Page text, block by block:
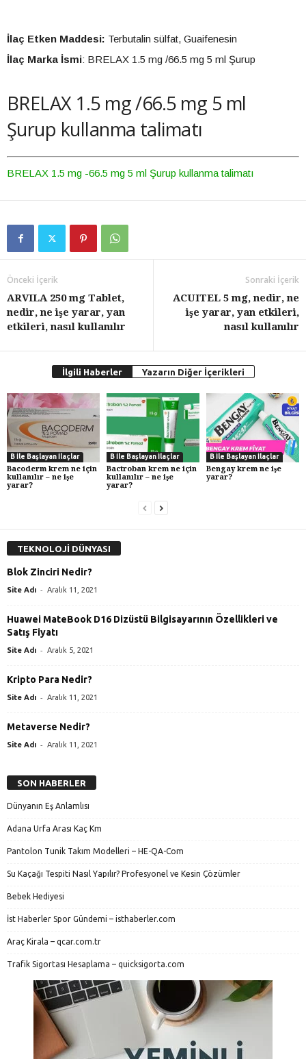
İlaç Etken Maddesi: Terbutalin sülfat, Guaifenesin
İlaç Marka İsmi: BRELAX 1.5 mg /66.5 mg 5 ml Şurup
BRELAX 1.5 mg /66.5 mg 5 ml
Şurup kullanma talimatı
BRELAX 1.5 mg -66.5 mg 5 ml Şurup kullanma talimatı
Önceki İçerik
ARVILA 250 mg Tablet,
nedir, ne işe yarar, yan
etkileri, nasıl kullanılır
Sonraki İçerik
ACUITEL 5 mg, nedir, ne
işe yarar, yan etkileri,
nasıl kullanılır
İlgili Haberler Yazarın Diğer İçerikleri
B İle Başlayan İlaçlar
Bacoderm krem ne için
kullanılır – ne işe
yarar?
B İle Başlayan İlaçlar
Bactroban krem ne için
kullanılır – ne işe
yarar?
B İle Başlayan İlaçlar
Bengay krem ne işe
yarar?
TEKNOLOJİ DÜNYASI
Blok Zinciri Nedir?
Site Adı - Aralık 11, 2021
Huawei MateBook D16 Dizüstü Bilgisayarının Özellikleri ve
Satış Fiyatı
Site Adı - Aralık 5, 2021
Kripto Para Nedir?
Site Adı - Aralık 11, 2021
Metaverse Nedir?
Site Adı - Aralık 11, 2021
SON HABERLER
Dünyanın Eş Anlamlısı
Adana Urfa Arası Kaç Km
Pantolon Tunik Takım Modelleri – HE-QA-Com
Su Kaçağı Tespiti Nasıl Yapılır? Profesyonel ve Kesin Çözümler
Bebek Hediyesi
İst Haberler Spor Gündemi – isthaberler.com
Araç Kirala – qcar.com.tr
Trafik Sigortası Hesaplama – quicksigorta.com